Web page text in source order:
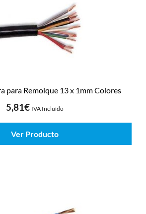
para Remolque 13 x 1mm Colores
5,81€ IVA Incluído
Ver Producto